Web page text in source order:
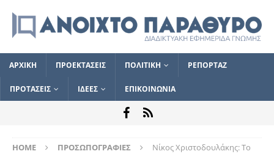
ΑΡΧΙΚΗ ΠΡΟΕΚΤΑΣΕΙΣ ΠΟΛΙΤΙΚΗ ΡΕΠΟΡΤΑΖ
ΠΡΟΤΑΣΕΙΣ ΙΔΕΕΣ ΕΠΙΚΟΙΝΩΝΙΑ
HOME ΠΡΟΣΩΠΟΓΡΑΦΙΕΣ
Νίκος Χριστοδουλάκης: Το